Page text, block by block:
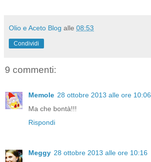
Olio e Aceto Blog alle 08:53
Condividi
9 commenti:
Memole 28 ottobre 2013 alle ore 10:06
Ma che bontà!!!
Rispondi
Meggy 28 ottobre 2013 alle ore 10:16